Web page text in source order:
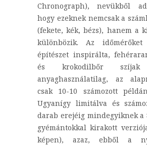
Chronograph), nevükből
hogy ezeknek nemcsak a
(fekete, kék, bézs), hanem a
különbözik. Az
építészet inspirálta,
és krokodilbőr szíjak
anyaghasználatilag, az
csak 10-10 számozott
Ugyanígy limitálva és
darab erejéig mindegyiknek a
gyémántokkal kirakott
képen), azaz, ebből a